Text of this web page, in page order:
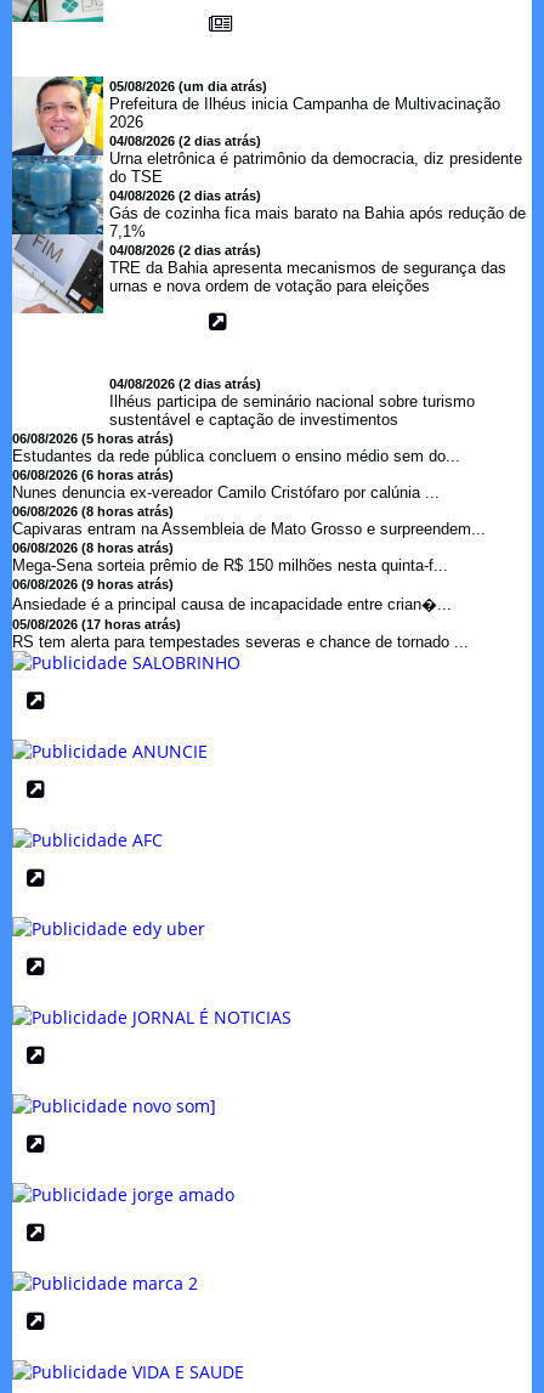
05/08/2026 (um dia atrás)
Prefeitura de Ilhéus inicia Campanha de Multivacinação
2026
04/08/2026 (2 dias atrás)
Urna eletrônica é patrimônio da democracia, diz presidente
do TSE
04/08/2026 (2 dias atrás)
Gás de cozinha fica mais barato na Bahia após redução de
7,1%
04/08/2026 (2 dias atrás)
TRE da Bahia apresenta mecanismos de segurança das
urnas e nova ordem de votação para eleições
04/08/2026 (2 dias atrás)
Ilhéus participa de seminário nacional sobre turismo
sustentável e captação de investimentos
06/08/2026 (5 horas atrás)
Estudantes da rede pública concluem o ensino médio sem do...
06/08/2026 (6 horas atrás)
Nunes denuncia ex-vereador Camilo Cristófaro por calúnia ...
06/08/2026 (8 horas atrás)
Capivaras entram na Assembleia de Mato Grosso e surpreendem...
06/08/2026 (8 horas atrás)
Mega-Sena sorteia prêmio de R$ 150 milhões nesta quinta-f...
06/08/2026 (9 horas atrás)
Ansiedade é a principal causa de incapacidade entre crian�...
05/08/2026 (17 horas atrás)
RS tem alerta para tempestades severas e chance de tornado ...